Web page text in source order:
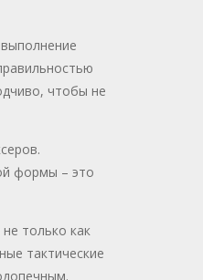
чтобы не
формы – это
только как
тактические